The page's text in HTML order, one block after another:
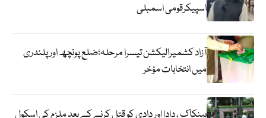
اسپیکرقومی اسمبلی
آزاد کشمیرالیکشن تیسرا مرحلہ؛ضلع پونچھ اور پلندری
میں انتخابات مؤخر
بینکاک ، دادا اور دادی کو قتل کرنے کے بعد ملزم کی اسکول